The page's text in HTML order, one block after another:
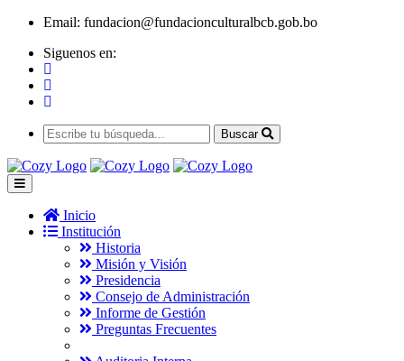
Email: fundacion@fundacionculturalbcb.gob.bo
Siguenos en:
Buscar
Inicio
Institución
Historia
Misión y Visión
Presidencia
Consejo de Administración
Informe de Gestión
Preguntas Frecuentes